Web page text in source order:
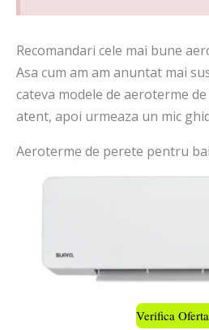
Recomandari cele mai bune
Asa cum am am anuntat mai
cateva modele de aeroterme
atent, apoi urmeaza un mic
Aeroterme de perete pentru
Verifica Oferta